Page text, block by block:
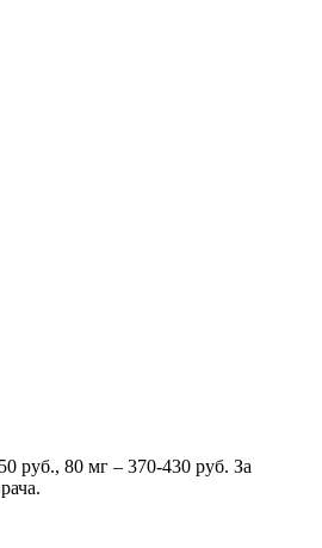
руб., 80 мг – 370-430 руб. За